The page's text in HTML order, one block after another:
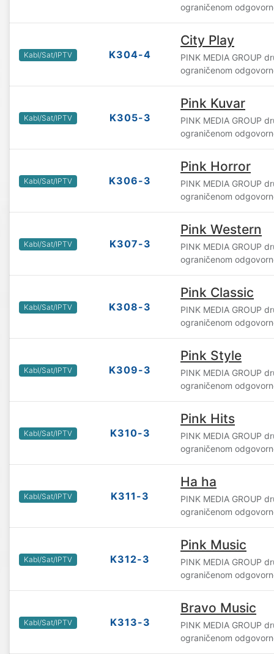
ograničenom
Kabl/Sat/IPTV K304-4
City Play
PINK MEDIA GROUP
ograničenom
Kabl/Sat/IPTV K305-3
Pink Kuvar
PINK MEDIA GROUP
ograničenom
Kabl/Sat/IPTV K306-3
Pink Horror
PINK MEDIA GROUP
ograničenom
Kabl/Sat/IPTV K307-3
Pink Western
PINK MEDIA GROUP
ograničenom
Kabl/Sat/IPTV K308-3
Pink Classic
PINK MEDIA GROUP
ograničenom
Kabl/Sat/IPTV K309-3
Pink Style
PINK MEDIA GROUP
ograničenom
Kabl/Sat/IPTV K310-3
Pink Hits
PINK MEDIA GROUP
ograničenom
Kabl/Sat/IPTV K311-3
Ha ha
PINK MEDIA GROUP
ograničenom
Kabl/Sat/IPTV K312-3
Pink Music
PINK MEDIA GROUP
ograničenom
Kabl/Sat/IPTV K313-3
Bravo Music
PINK MEDIA GROUP
ograničenom